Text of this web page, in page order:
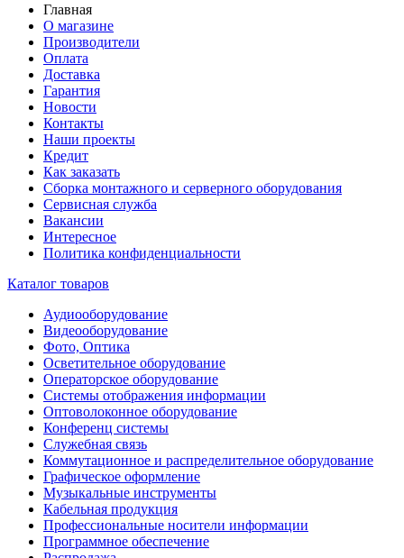
Главная
О магазине
Производители
Оплата
Доставка
Гарантия
Новости
Контакты
Наши проекты
Кредит
Как заказать
Сборка монтажного и серверного оборудования
Сервисная служба
Вакансии
Интересное
Политика конфиденциальности
Каталог товаров
Аудиооборудование
Видеооборудование
Фото, Оптика
Осветительное оборудование
Операторское оборудование
Системы отображения информации
Оптоволоконное оборудование
Конференц системы
Служебная связь
Коммутационное и распределительное оборудование
Графическое оформление
Музыкальные инструменты
Кабельная продукция
Профессиональные носители информации
Программное обеспечение